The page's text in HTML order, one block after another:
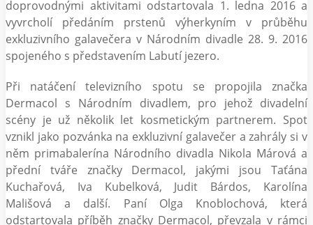
doprovodnými aktivitami odstartovala 1. ledna 2016 a
vyvrcholí předáním prstenů výherkyním v průběhu
exkluzivního galavečera v Národním divadle 28. 9. 2016
spojeného s představením Labutí jezero.
Při natáčení televizního spotu se propojila značka
Dermacol s Národním divadlem, pro jehož divadelní
scény je už několik let kosmetickým partnerem. Spot
vznikl jako pozvánka na exkluzivní galavečer a zahrály si v
něm primabalerína Národního divadla Nikola Márová a
přední tváře značky Dermacol, jakými jsou Taťána
Kuchařová, Iva Kubelková, Judit Bárdos, Karolína
Mališová a další. Paní Olga Knoblochová, která
odstartovala příběh značky Dermacol, převzala v rámci